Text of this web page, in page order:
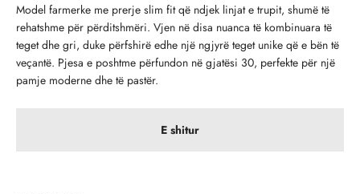
Model farmerke me prerje slim fit që ndjek linjat e trupit, shumë të
rehatshme për përditshmëri. Vjen në disa nuanca të kombinuara të
teget dhe gri, duke përfshirë edhe një ngjyrë teget unike që e bën të
veçantë. Pjesa e poshtme përfundon në gjatësi 30, perfekte për një
pamje moderne dhe të pastër.
E shitur